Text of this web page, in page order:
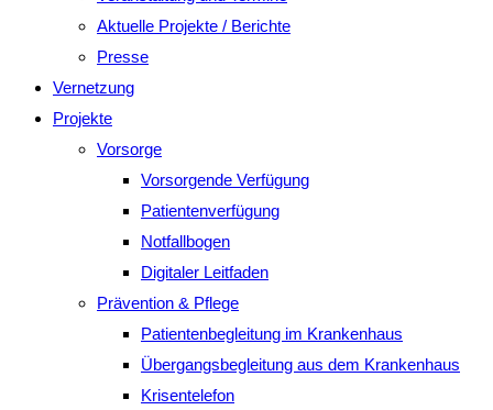
Aktuelle Projekte / Berichte
Presse
Vernetzung
Projekte
Vorsorge
Vorsorgende Verfügung
Patientenverfügung
Notfallbogen
Digitaler Leitfaden
Prävention & Pflege
Patientenbegleitung im Krankenhaus
Übergangsbegleitung aus dem Krankenhaus
Krisentelefon